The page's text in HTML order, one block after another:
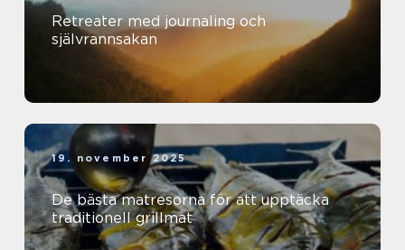
Retreater med journaling och
självrannsakan
19. november 2025
De bästa matresorna för att upptäcka
traditionell grillmat